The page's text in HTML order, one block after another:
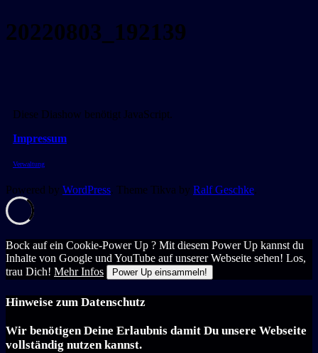
20220803_192139
Diese Diashow benötigt JavaScript.
Impressum
Verwaltung
Powered by WordPress. Theme Tikva by Ralf Geschke.
Bock auf ein Cookie-Power Up ? Mit diesem Power Up kannst du
Inhalte von Google und YouTube auf unserer Webseite sehen! Los,
trau Dich! Mehr Infos Power Up einsammeln!
Hinweise zum Datenschutz
Wir benötigen Deine Erlaubnis damit Du unsere Webseite
vollständig nutzen kannst.